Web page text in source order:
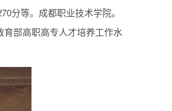
分等。成都职业技术学院。
部高职高专人才培养工作水